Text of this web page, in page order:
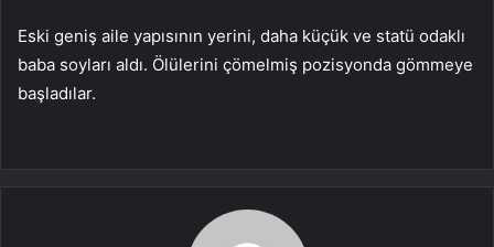
Eski geniş aile yapısının yerini, daha küçük ve statü odaklı
baba soyları aldı. Ölülerini çömelmiş pozisyonda gömmeye
başladılar.